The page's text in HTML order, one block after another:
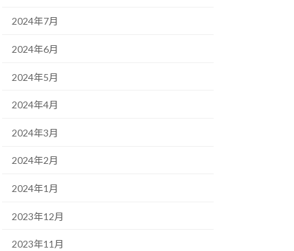
2024年7月
2024年6月
2024年5月
2024年4月
2024年3月
2024年2月
2024年1月
2023年12月
2023年11月